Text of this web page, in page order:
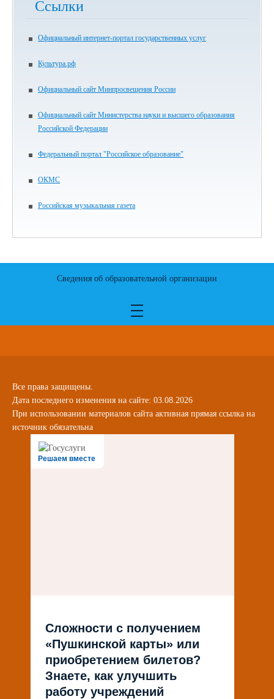
Ссылки
Официальный интернет-портал государственных услуг
Культура.рф
Официальный сайт Минпросвещения России
Официальный сайт Министерства науки и высшего образования
Российской Федерации
Федеральный портал "Российское образование"
ОКМС
Российская музыкальная газета
Сведения об образовательной организации
Все права защищены.
Дата последнего изменения на сайте: 03.08.2026
При использовании материалов сайта активная прямая ссылка на
источник обязательна
Решаем вместе
Сложности с получением
«Пушкинской карты» или
приобретением билетов?
Знаете, как улучшить
работу учреждений